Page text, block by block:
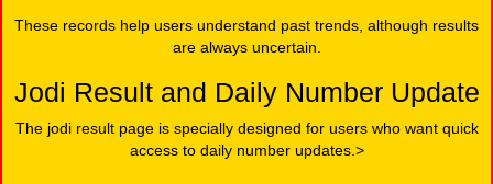
These records help users understand past trends, although results
are always uncertain.
Jodi Result and Daily Number Update
The jodi result page is specially designed for users who want quick
access to daily number updates.>